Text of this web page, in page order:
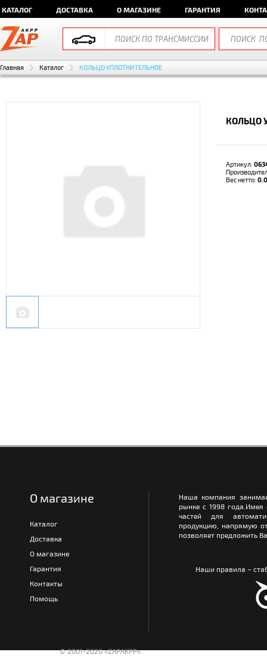
КАТАЛОГ ДОСТАВКА О МАГАЗИНЕ ГАРАНТИЯ
Главная Каталог КОЛЬЦО УПЛОТНИТЕЛЬНОЕ
КОЛЬЦО
Артикул:
Вес нетто:
О магазине
Каталог
Доставка
О магазине
Гарантия
Контакты
Помощь
Наша компания
рынке с 1998
частей для
продукцию, напрямую
позволяет предложить
Наши правила –
© 2001-2020 «ZAPAKPP».